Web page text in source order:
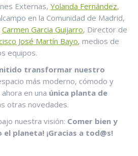
Externas, Yolanda Fernández,
en la Comunidad de Madrid,
Carmen Garcia Guijarro, Director de
José Martín Bayo, medios de
equipos.
transformar nuestro
más moderno, cómodo y
en una única planta de
otras novedades.
nuestra visión: Comer bien y
planeta! ¡Gracias a tod@s!